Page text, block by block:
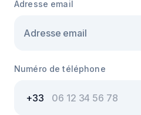
Adresse email
Numéro de téléphone